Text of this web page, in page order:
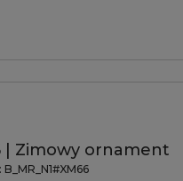
| Zimowy ornament
B_MR_N1#XM66